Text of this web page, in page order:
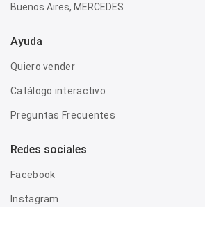
Buenos Aires, MERCEDES
Ayuda
Quiero vender
Catálogo interactivo
Preguntas Frecuentes
Redes sociales
Facebook
Instagram